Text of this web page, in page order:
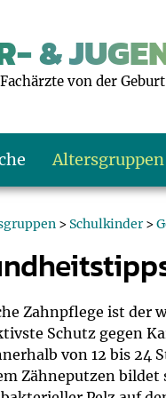
&
von der
Altersgruppen
> Schulkinder>
Zahnpflege ist der
Schutz gegen
von 12 bis 24
Zähneputzen bildet